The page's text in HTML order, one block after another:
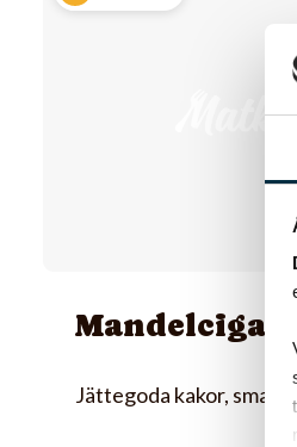
Jättegoda kakor,